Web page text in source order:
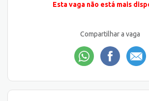
Esta vaga não está mais
Compartilhar a vaga